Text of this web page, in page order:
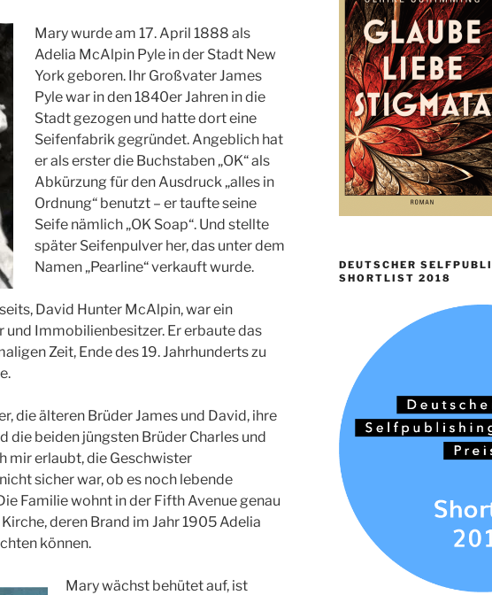
Mary wurde am 17. April 1888 als
Adelia McAlpin Pyle in der Stadt New
York geboren. Ihr Großvater James
Pyle war in den 1840er Jahren in die
Stadt gezogen und hatte dort eine
Seifenfabrik gegründet. Angeblich hat
er als erster die Buchstaben „OK“ als
Abkürzung für den Ausdruck „alles in
Ordnung“ benutzt – er taufte seine
Seife nämlich „OK Soap“. Und stellte
später Seifenpulver her, das unter dem
Namen „Pearline“ verkauft wurde.
David Hunter McAlpin, war ein
Immobilienbesitzer. Er erbaute das
Zeit, Ende des 19. Jahrhunderts zu
die älteren Brüder James und David, ihre
die beiden jüngsten Brüder Charles und
mir erlaubt, die Geschwister
sicher war, ob es noch lebende
Familie wohnt in der Fifth Avenue genau
deren Brand im Jahr 1905 Adelia
können.
Mary wächst behütet auf, ist
DEUTSCHER
SHORTLIST 2018